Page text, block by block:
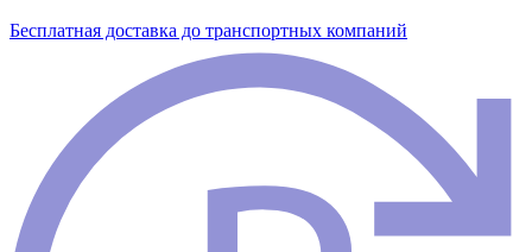
Бесплатная доставка до транспортных компаний